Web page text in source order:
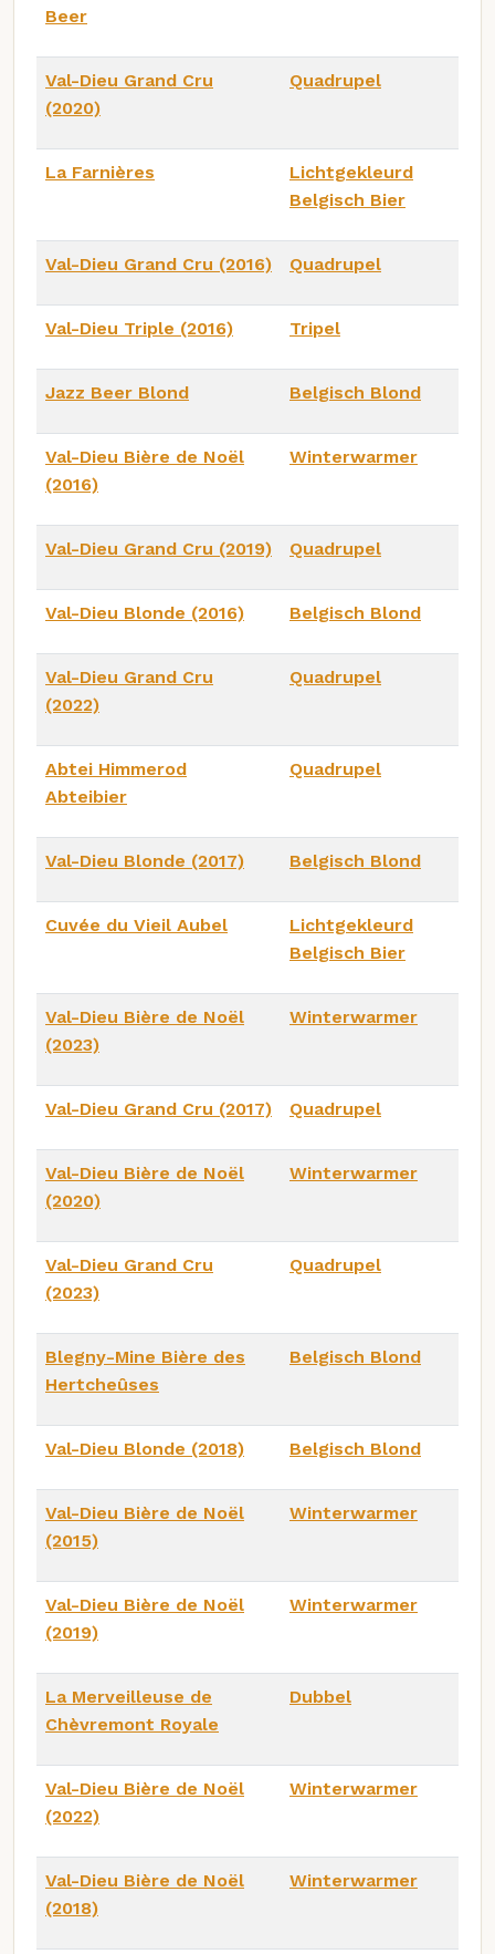
Beer
Val-Dieu Grand Cru
(2020)
Quadrupel
La Farnières
Lichtgekleurd
Belgisch Bier
Val-Dieu Grand Cru (2016) Quadrupel
Val-Dieu Triple (2016) Tripel
Jazz Beer Blond Belgisch Blond
Val-Dieu Bière de Noël
(2016)
Winterwarmer
Val-Dieu Grand Cru (2019) Quadrupel
Val-Dieu Blonde (2016) Belgisch Blond
Val-Dieu Grand Cru
(2022)
Quadrupel
Abtei Himmerod
Abteibier
Quadrupel
Val-Dieu Blonde (2017) Belgisch Blond
Cuvée du Vieil Aubel
Lichtgekleurd
Belgisch Bier
Val-Dieu Bière de Noël
(2023)
Winterwarmer
Val-Dieu Grand Cru (2017) Quadrupel
Val-Dieu Bière de Noël
(2020)
Winterwarmer
Val-Dieu Grand Cru
(2023)
Quadrupel
Blegny-Mine Bière des
Hertcheûses
Belgisch Blond
Val-Dieu Blonde (2018) Belgisch Blond
Val-Dieu Bière de Noël
(2015)
Winterwarmer
Val-Dieu Bière de Noël
(2019)
Winterwarmer
La Merveilleuse de
Chèvremont Royale
Dubbel
Val-Dieu Bière de Noël
(2022)
Winterwarmer
Val-Dieu Bière de Noël
(2018)
Winterwarmer